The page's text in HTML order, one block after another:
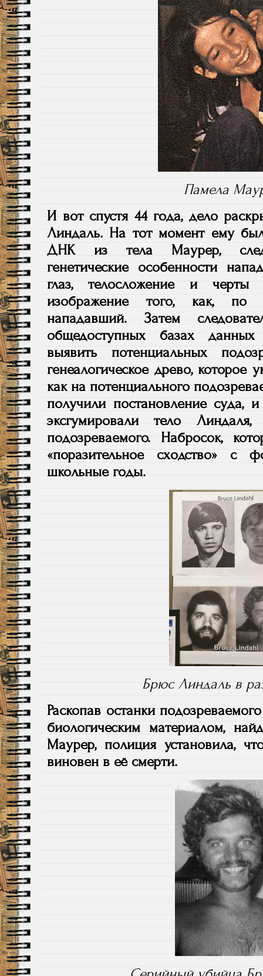
Памела
И вот спустя 44 года, дело
Линдаль. На тот момент ему
ДНК из тела Маурер,
генетические особенности
глаз, телосложение и черты
изображение того, как, по
нападавший. Затем
общедоступных базах
выявить потенциальных
генеалогическое древо, которое
как на потенциального
получили постановление суда,
эксгумировали тело
подозреваемого. Набросок,
«поразительное сходство» с
школьные годы.
Брюс Линдаль в
Раскопав останки
биологическим материалом,
Маурер, полиция установила,
виновен в её смерти.